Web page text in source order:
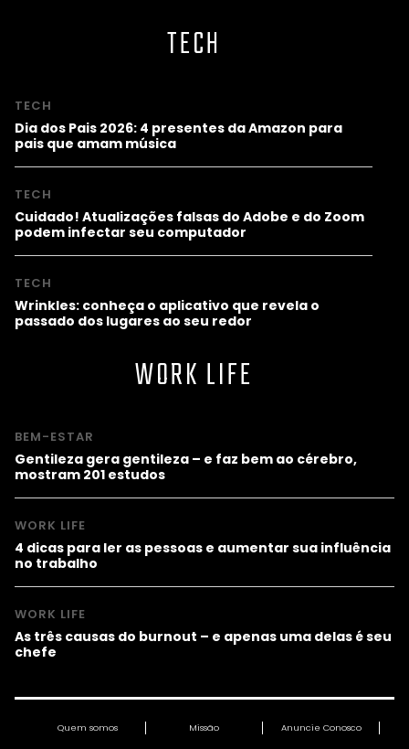
TECH
TECH
Dia dos Pais 2026: 4 presentes da Amazon para
pais que amam música
TECH
Cuidado! Atualizações falsas do Adobe e do Zoom
podem infectar seu computador
TECH
Wrinkles: conheça o aplicativo que revela o
passado dos lugares ao seu redor
WORK LIFE
BEM-ESTAR
Gentileza gera gentileza – e faz bem ao cérebro,
mostram 201 estudos
WORK LIFE
4 dicas para ler as pessoas e aumentar sua influência
no trabalho
WORK LIFE
As três causas do burnout – e apenas uma delas é seu
chefe
Quem somos Missão Anuncie Conosco